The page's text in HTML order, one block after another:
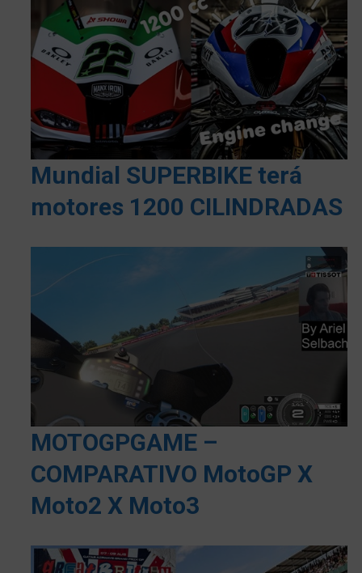
Mundial SUPERBIKE terá
motores 1200 CILINDRADAS
MOTOGPGAME –
COMPARATIVO MotoGP X
Moto2 X Moto3